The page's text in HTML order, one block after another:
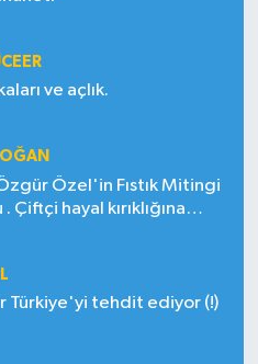
ve açlık.
Özel'in Fıstık Mitingi
Çiftçi hayal kırıklığına
Türkiye'yi tehdit ediyor (!)